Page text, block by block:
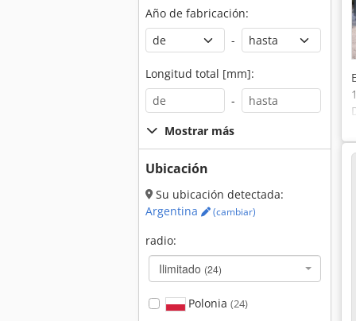
Año de fabricación:
-
Longitud total [mm]:
-
Mostrar más
Ubicación
Su ubicación detectada:
Argentina
(cambiar)
radio:
Ilimitado (24)
Polonia (24)